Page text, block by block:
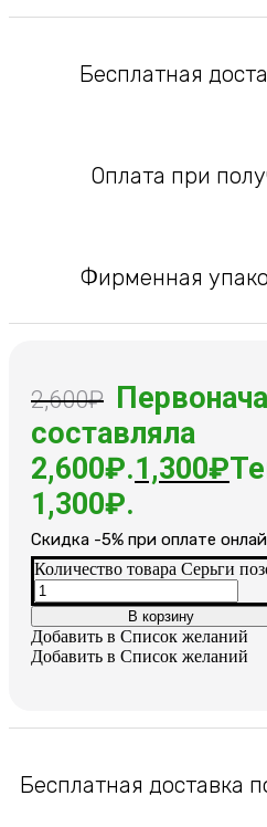
Бесплатная
Оплата при
Фирменная
2,600₽
составляла
2,600₽.1,300₽
1,300₽.
Cкидка -5% при оплате
Количество товара Серьги
В корзину
Добавить в Список желаний
Добавить в Список желаний
Бесплатная доставка